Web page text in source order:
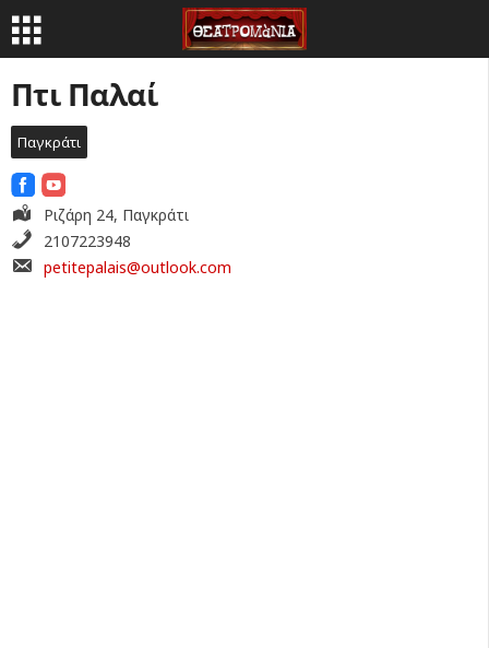
Πτι Παλαί
Παγκράτι
Ριζάρη 24, Παγκράτι
2107223948
petitepalais@outlook.com